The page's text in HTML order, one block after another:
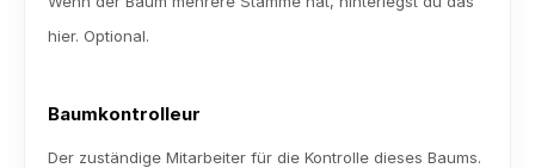
hier. Optional.
Baumkontrolleur
Der zuständige Mitarbeiter für die Kontrolle dieses Baums.